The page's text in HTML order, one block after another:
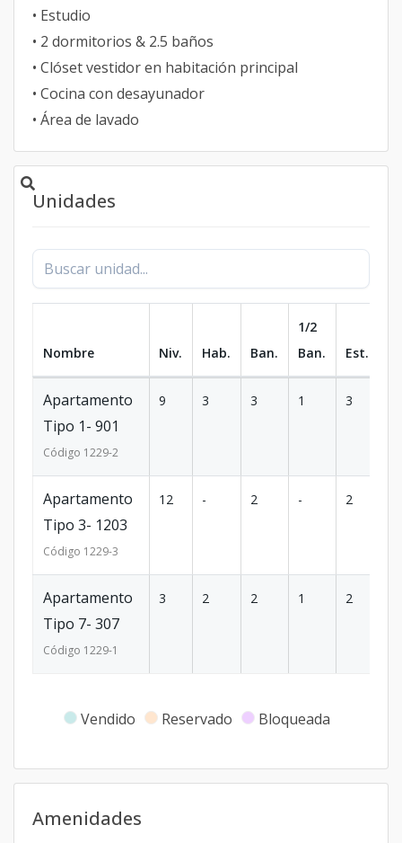
• Estudio
• 2 dormitorios & 2.5 baños
• Clóset vestidor en habitación principal
• Cocina con desayunador
• Área de lavado
Unidades
Nombre Niv. Hab. Ban.
1/2
Ban.
Est.
Apartamento
Tipo 1- 901
Código 1229-2
9 3 3 1 3
Apartamento
Tipo 3- 1203
Código 1229-3
12 - 2 - 2
Apartamento
Tipo 7- 307
Código 1229-1
3 2 2 1 2
Vendido Reservado Bloqueada
Amenidades